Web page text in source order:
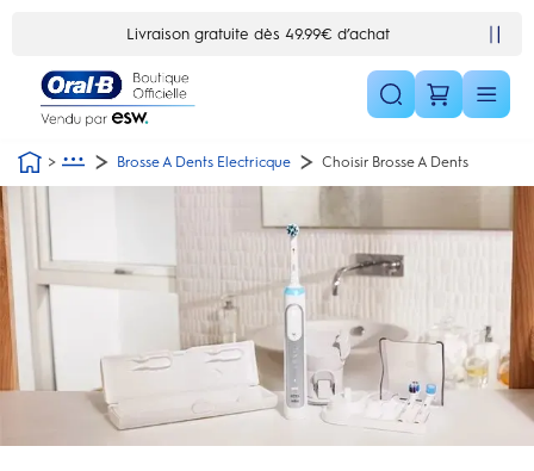
Livraison gratuite dès 49.99€ d’achat
Brosse A Dents Electricque Choisir Brosse A Dents